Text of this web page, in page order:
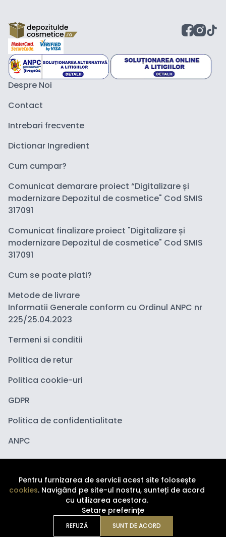
Despre Noi
Contact
Intrebari frecvente
Dictionar Ingredient
Cum cumpar?
Comunicat demarare proiect “Digitalizare și
modernizare Depozitul de cosmetice" Cod SMIS
317091
Comunicat finalizare proiect "Digitalizare și
modernizare Depozitul de cosmetice" Cod SMIS
317091
Cum se poate plati?
Metode de livrare
Informatii Generale conform cu Ordinul ANPC nr
225/25.04.2023
Termeni si conditii
Politica de retur
Politica cookie-uri
GDPR
Politica de confidentialitate
ANPC
Copyright ©2026Depozituldecosmetice.ro. Toate
drepturile sunt rezervate.
Pentru furnizarea de servicii acest site folosește
cookies. Navigând pe site-ul nostru, sunteți de acord
cu utilizarea acestora.
Setare preferințe
REFUZĂ SUNT DE ACORD